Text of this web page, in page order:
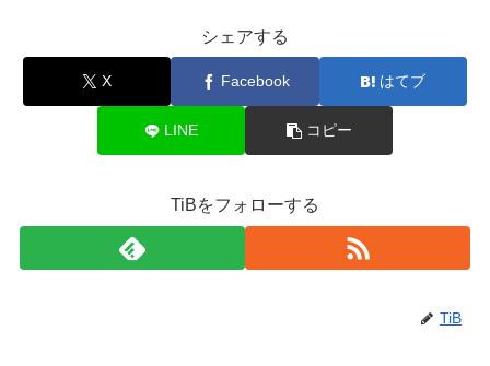
シェアする
X Facebook はてブ
LINE コピー
TiBをフォローする
TiB